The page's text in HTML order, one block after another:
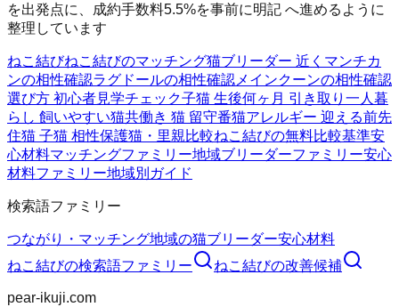
を出発点に、成約手数料5.5%を事前に明記 へ進めるように
整理しています
ねこ結びねこ結びのマッチング猫ブリーダー 近く マンチカ
ンの相性確認ラグドールの相性確認 メインクーンの相性確認
選び方 初心者見学チェック子猫 生後何ヶ月 引き取り 一人暮
らし 飼いやすい猫共働き 猫 留守番猫アレルギー 迎える前先
住猫 子猫 相性保護猫・里親比較ねこ結びの無料比較基準安
心材料マッチングファミリー地域ブリーダーファミリー安心
材料ファミリー地域別ガイド
検索語ファミリー
つながり・マッチング地域の猫ブリーダー安心材料
ねこ結びの検索語ファミリー ねこ結びの改善候補
pear-ikuji.com